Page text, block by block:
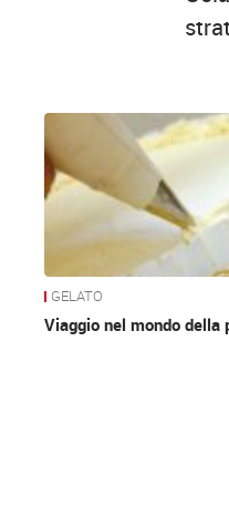
News
GELATO
Viaggio nel mondo della